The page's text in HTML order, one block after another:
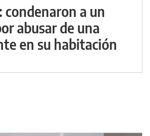
condenaron a un
abusar de una
en su habitación